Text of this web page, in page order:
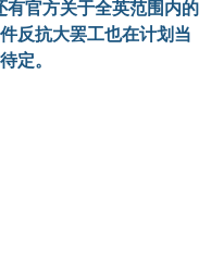
有官方关于全英范围内的
反抗大罢工也在计划当
定。